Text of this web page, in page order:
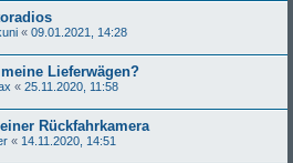
« 09.01.2021, 14:28
Lieferwägen?
« 25.11.2020, 11:58
Rückfahrkamera
« 14.11.2020, 14:51